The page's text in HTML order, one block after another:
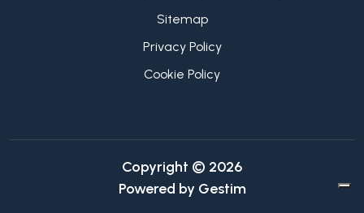
Sitemap
Privacy Policy
Cookie Policy
Copyright © 2026
Powered by Gestim